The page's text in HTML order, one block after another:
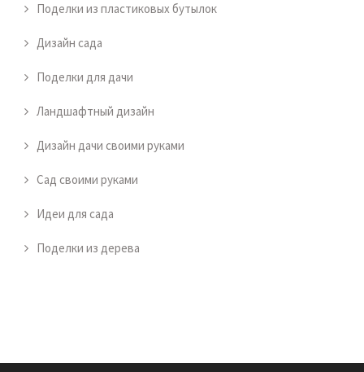
Поделки из пластиковых бутылок
Дизайн сада
Поделки для дачи
Ландшафтный дизайн
Дизайн дачи своими руками
Сад своими руками
Идеи для сада
Поделки из дерева